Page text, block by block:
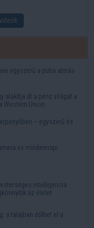
egyszerű a puha almás
alakítja át a pénz világát a
Western Union
– egyszerű és
vs mindennapi
intelligencia
az életet
a talajban dőlhet el a